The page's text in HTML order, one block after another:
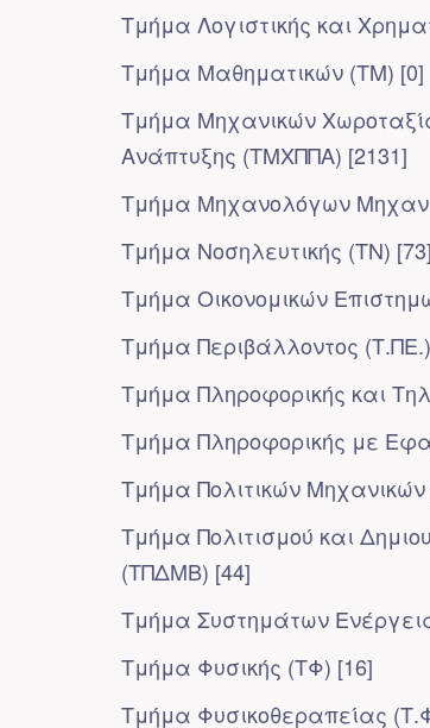
Τμήμα Λογιστικής και
Τμήμα Μαθηματικών (ΤΜ) [0]
Τμήμα Μηχανικών
Ανάπτυξης (ΤΜΧΠΠΑ) [2131]
Τμήμα Μηχανολόγων
Τμήμα Νοσηλευτικής (ΤΝ) [73]
Τμήμα Οικονομικών
Τμήμα Περιβάλλοντος
Τμήμα Πληροφορικής και
Τμήμα Πληροφορικής με
Τμήμα Πολιτικών
Τμήμα Πολιτισμού και
(ΤΠΔΜΒ) [44]
Τμήμα Συστημάτων
Τμήμα Φυσικής (ΤΦ) [16]
Τμήμα Φυσικοθεραπείας